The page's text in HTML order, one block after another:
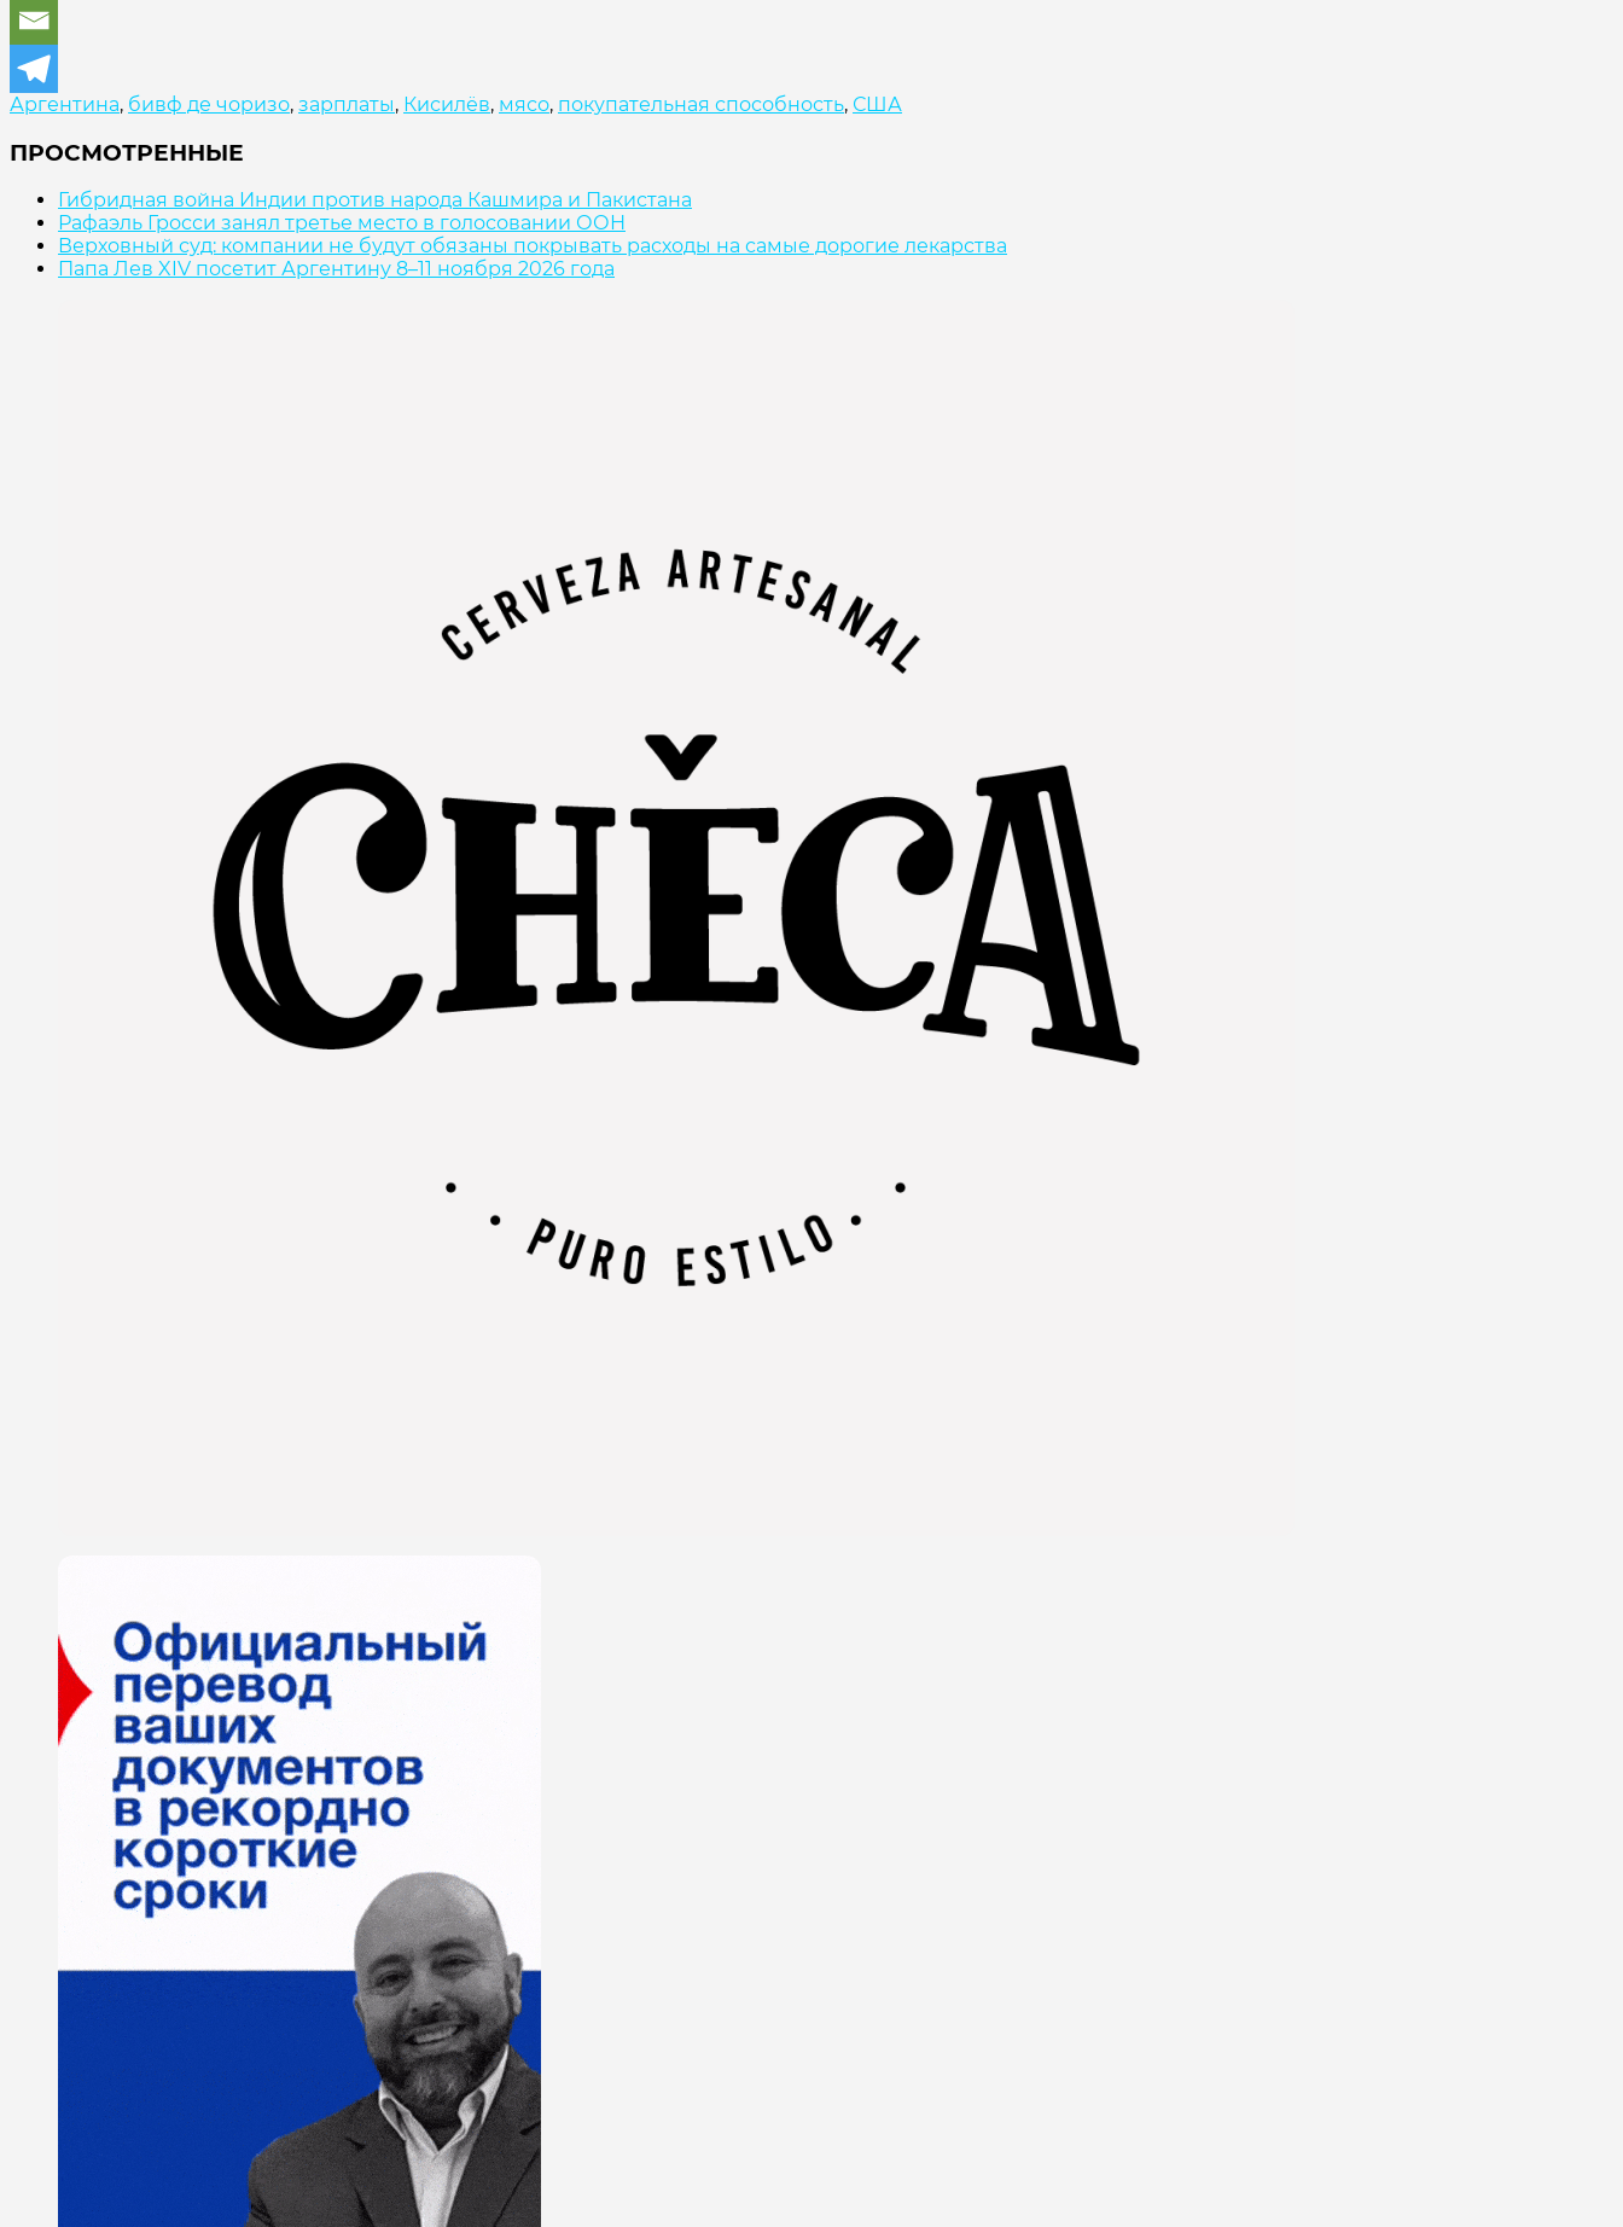
Аргентина, бивф де чоризо, зарплаты, Кисилёв, мясо, покупательная способность, США
ПРОСМОТРЕННЫЕ
Гибридная война Индии против народа Кашмира и Пакистана
Рафаэль Гросси занял третье место в голосовании ООН
Верховный суд: компании не будут обязаны покрывать расходы на самые дорогие лекарства
Папа Лев XIV посетит Аргентину 8–11 ноября 2026 года